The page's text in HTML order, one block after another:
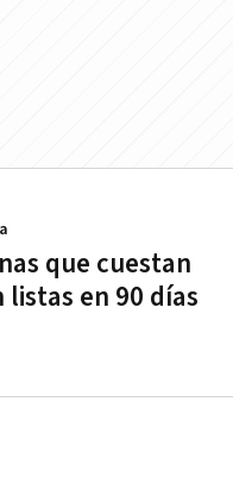
que cuestan
listas en 90 días